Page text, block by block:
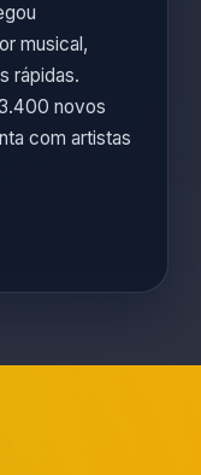
musical,
rápidas.
novos
com artistas